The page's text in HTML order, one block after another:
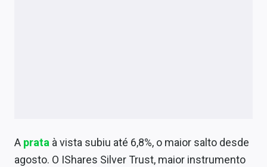
Tecnologia
A prata à vista subiu até 6,8%, o maior salto desde
agosto. O IShares Silver Trust, maior instrumento